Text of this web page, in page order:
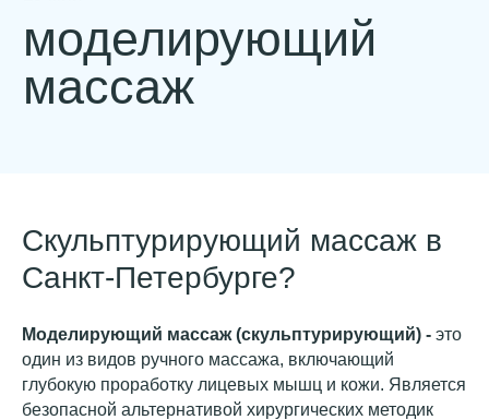
Скульптурирующий массаж в
Санкт-Петербурге?
Моделирующий массаж (скульптурирующий) - это
один из видов ручного массажа, включающий
глубокую проработку лицевых мышц и кожи. Является
безопасной альтернативой хирургических методик